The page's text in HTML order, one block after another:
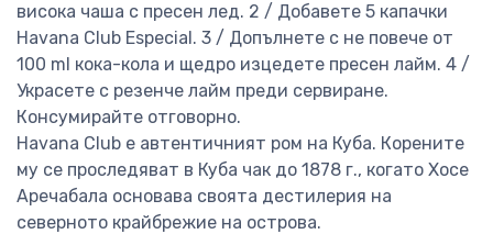
висока чаша с пресен лед. 2 / Добавете 5 капачки
Havana Club Especial. 3 / Допълнете с не повече от
100 ml кока-кола и щедро изцедете пресен лайм. 4 /
Украсете с резенче лайм преди сервиране.
Консумирайте отговорно.
Havana Club е автентичният ром на Куба. Корените
му се проследяват в Куба чак до 1878 г., когато Хосе
Аречабала основава своята дестилерия на
северното крайбрежие на острова.